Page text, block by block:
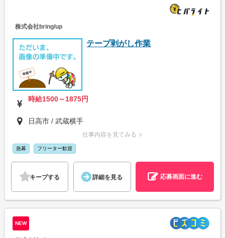
株式会社bring/up
テープ剥がし作業
時給1500～1875円
日高市 / 武蔵横手
仕事内容を見てみる ∨
急募 フリーター歓迎
キープする 詳細を見る 応募画面に進む
NEW